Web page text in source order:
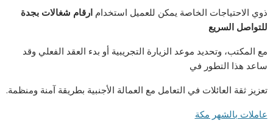
ذوي الاحتياجات الخاصة يمكن للعميل استخدامارقام شغالات بجدة
للتواصل السريع
مع المكتب، وتحديد موعد الزيارة التجريبية أو بدء العقد الفعلي وقد
ساعد هذا التطور في
تعزيز ثقة العائلات في التعامل مع العمالة الأجنبية بطريقة آمنة ومنظمة.
عاملات بالشهر مكة